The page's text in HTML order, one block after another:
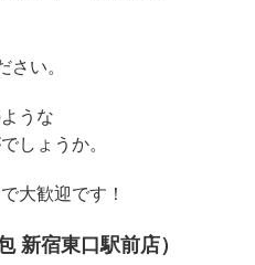
さい。
うな
しょうか。
大歓迎です！
新宿東口駅前店）